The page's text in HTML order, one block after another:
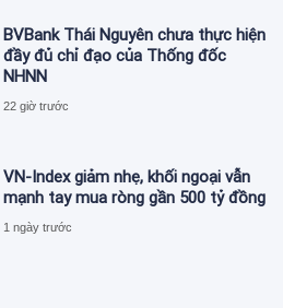
BVBank Thái Nguyên chưa thực hiện
đầy đủ chỉ đạo của Thống đốc
NHNN
22 giờ trước
VN-Index giảm nhẹ, khối ngoại vẫn
mạnh tay mua ròng gần 500 tỷ đồng
1 ngày trước